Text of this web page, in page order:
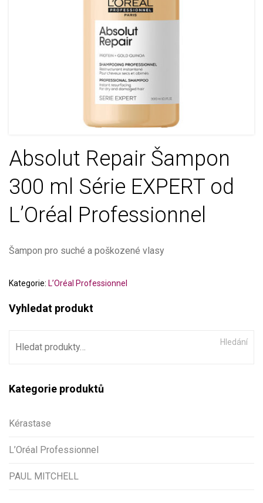
Absolut Repair Šampon
300 ml Série EXPERT od
L’Oréal Professionnel
Šampon pro suché a poškozené vlasy
Kategorie: L’Oréal Professionnel
Vyhledat produkt
Hledání
Kategorie produktů
Kérastase
L’Oréal Professionnel
PAUL MITCHELL